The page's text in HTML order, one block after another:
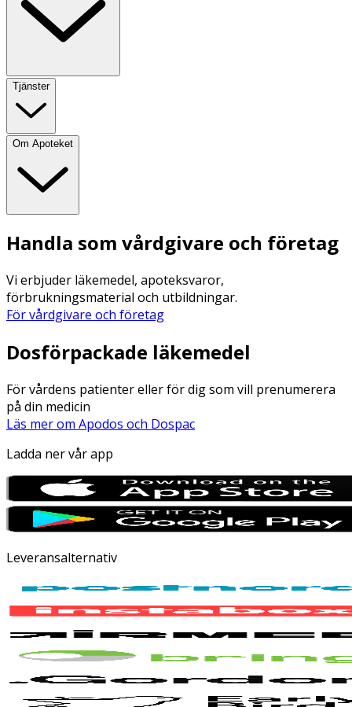
Tjänster
Om Apoteket
Handla som vårdgivare och företag
Vi erbjuder läkemedel, apoteksvaror,
förbrukningsmaterial och utbildningar.
För vårdgivare och företag
Dosförpackade läkemedel
För vårdens patienter eller för dig som vill prenumerera
på din medicin
Läs mer om Apodos och Dospac
Ladda ner vår app
Leveransalternativ